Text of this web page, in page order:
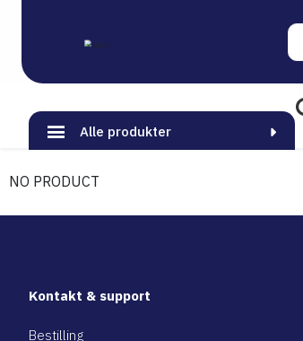
Alle produkter
NO PRODUCT
Kontakt & support
Bestilling